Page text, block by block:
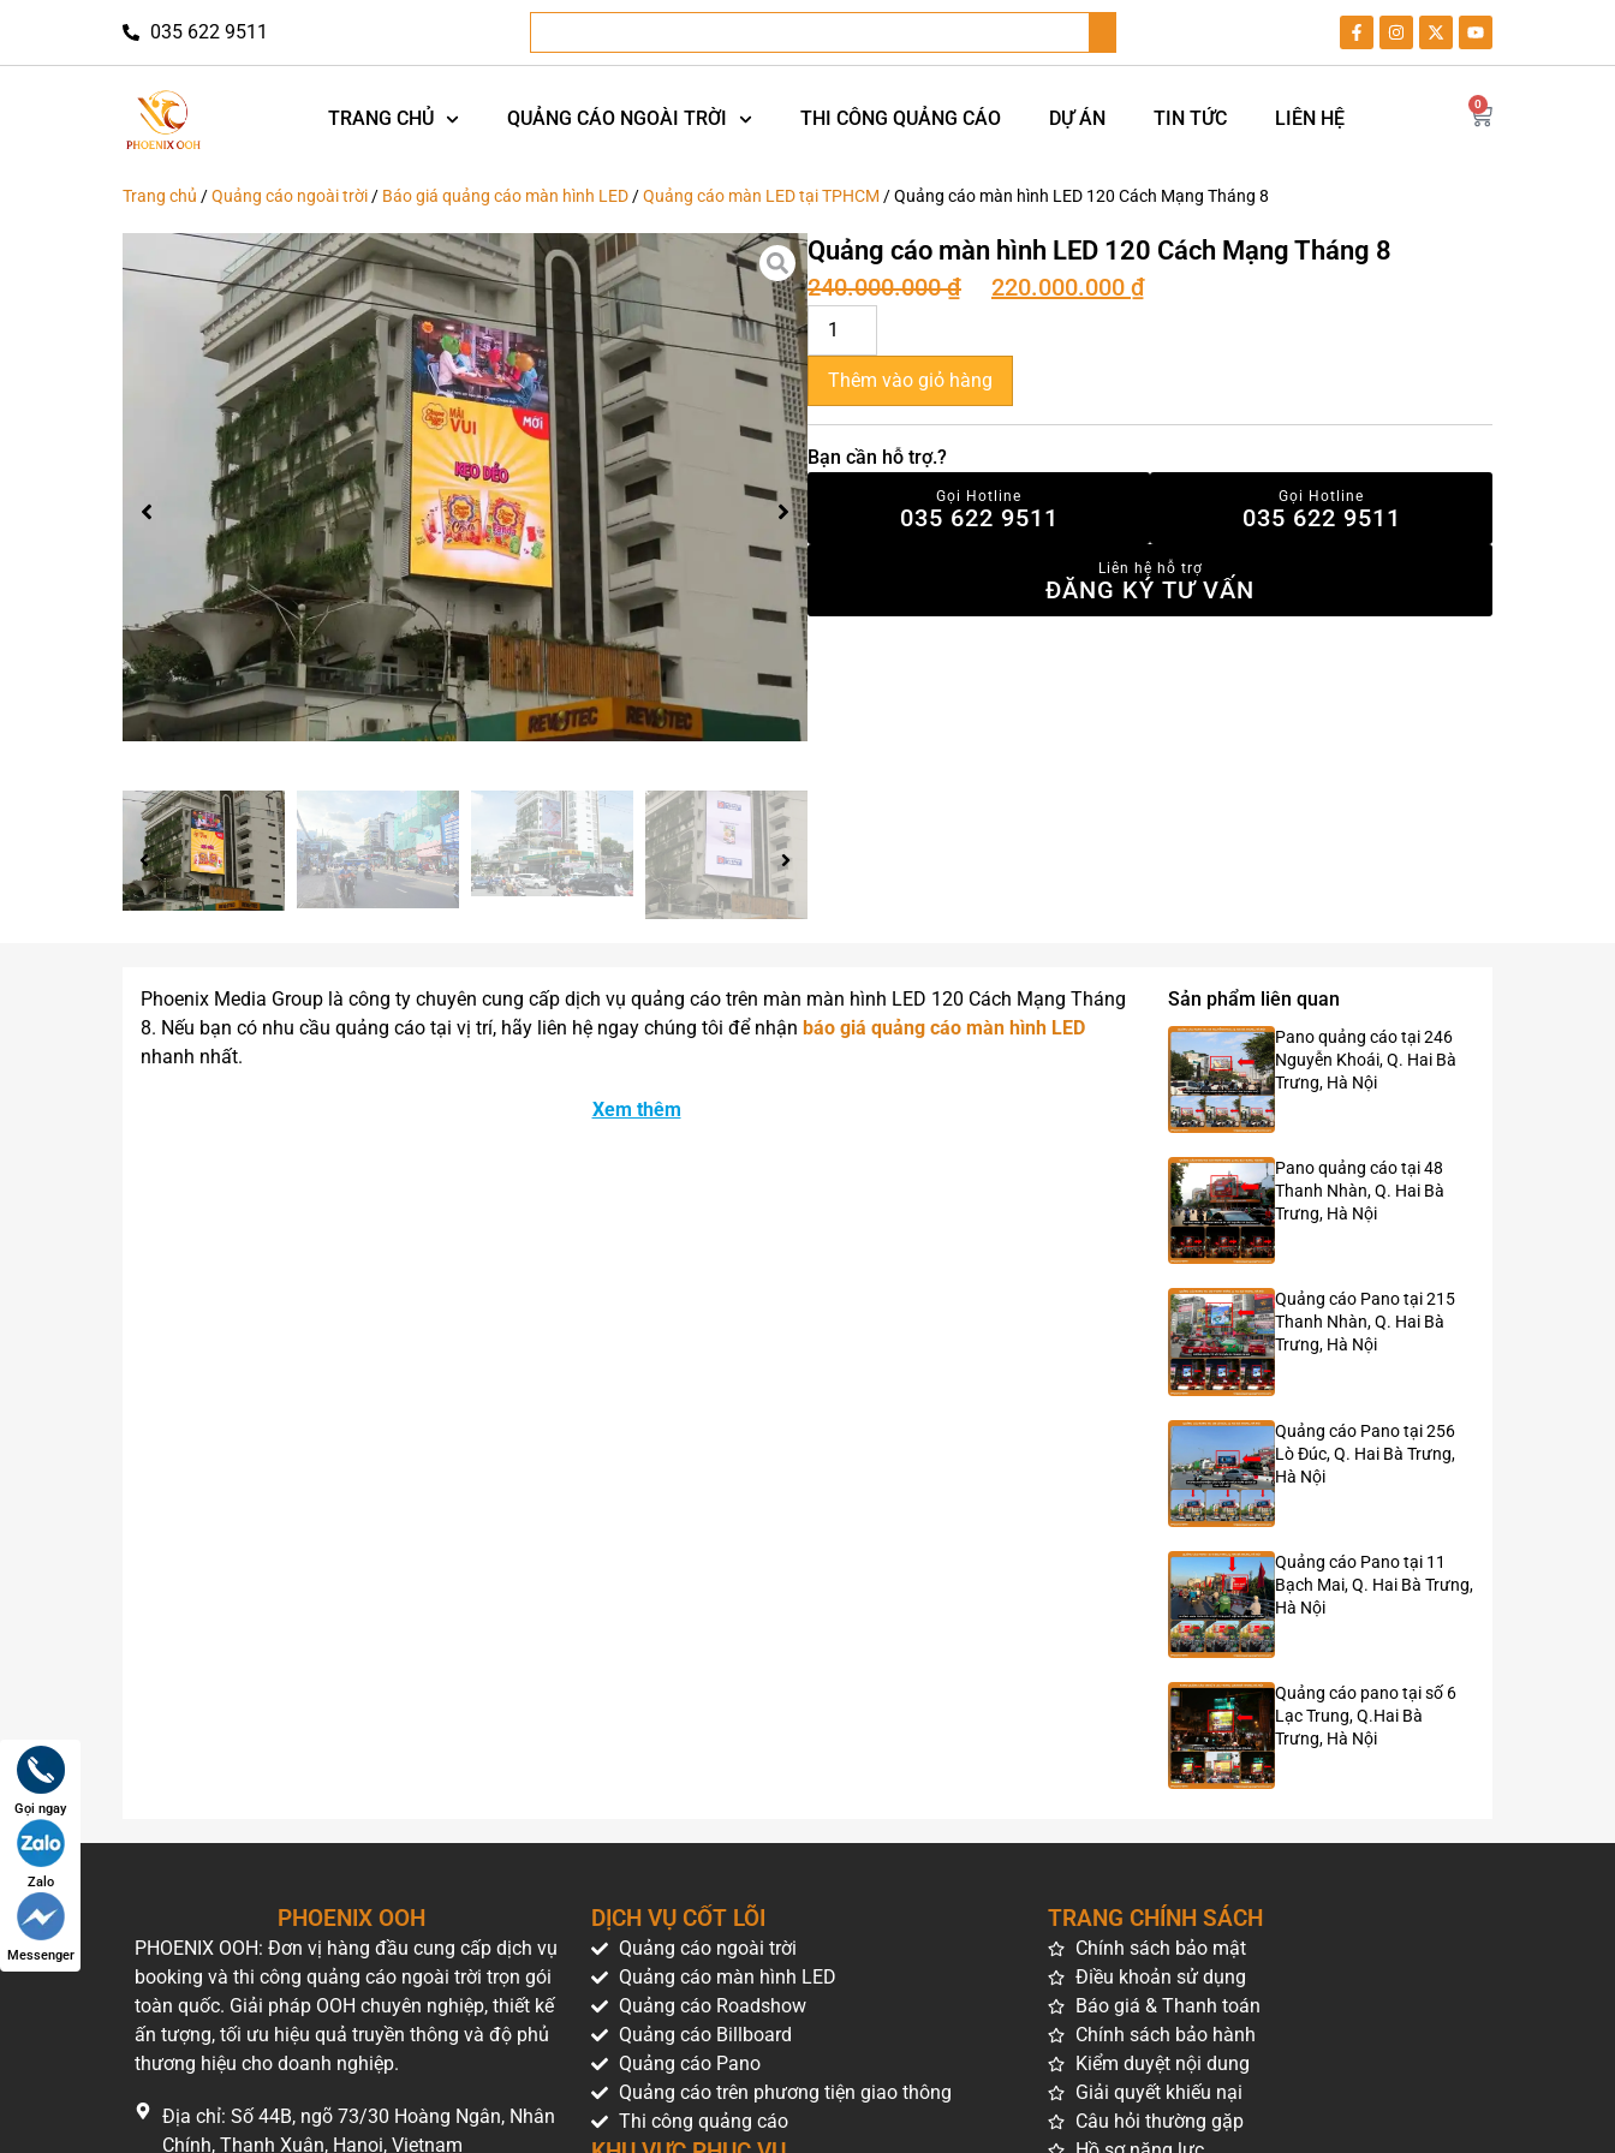
035 622 9511
TRANG CHỦ QUẢNG CÁO NGOÀI TRỜI THI CÔNG QUẢNG CÁO DỰ ÁN TIN TỨC LIÊN HỆ
0
Trang chủ /Quảng cáo ngoài trời/ Báo giá quảng cáo màn hình LED/Quảng cáo màn LED tại TPHCM / Quảng cáo màn hình LED 120 Cách Mạng Tháng 8
Quảng cáo màn hình LED 120 Cách Mạng Tháng 8
240.000.000₫ 220.000.000 ₫
Thêm vào giỏ hàng
Bạn cần hỗ trợ.?
Gọi Hotline
035 622 9511
Gọi Hotline
035 622 9511
Liên hệ hỗ trợ
ĐĂNG KÝ TƯ VẤN
Phoenix Media Group là công ty chuyên cung cấp dịch vụ quảng cáo trên màn màn hình LED 120 Cách Mạng Tháng
8. Nếu bạn có nhu cầu quảng cáo tại vị trí, hãy liên hệ ngay chúng tôi để nhận báo giá quảng cáo màn hình LED
nhanh nhất.
Xem thêm
Sản phẩm liên quan
Pano quảng cáo tại 246
Nguyễn Khoái, Q. Hai Bà
Trưng, Hà Nội
Pano quảng cáo tại 48
Thanh Nhàn, Q. Hai Bà
Trưng, Hà Nội
Quảng cáo Pano tại 215
Thanh Nhàn, Q. Hai Bà
Trưng, Hà Nội
Quảng cáo Pano tại 256
Lò Đúc, Q. Hai Bà Trưng,
Hà Nội
Quảng cáo Pano tại 11
Bạch Mai, Q. Hai Bà Trưng,
Hà Nội
Quảng cáo pano tại số 6
Lạc Trung, Q.Hai Bà
Trưng, Hà Nội
PHOENIX OOH
PHOENIX OOH: Đơn vị hàng đầu cung cấp dịch vụ
booking và thi công quảng cáo ngoài trời trọn gói
toàn quốc. Giải pháp OOH chuyên nghiệp, thiết kế
ấn tượng, tối ưu hiệu quả truyền thông và độ phủ
thương hiệu cho doanh nghiệp.
Địa chỉ: Số 44B, ngõ 73/30 Hoàng Ngân, Nhân
Chính, Thanh Xuân, Hanoi, Vietnam
Gọi ngay
Zalo
Messenger
DỊCH VỤ CỐT LÕI
Quảng cáo ngoài trời
Quảng cáo màn hình LED
Quảng cáo Roadshow
Quảng cáo Billboard
Quảng cáo Pano
Quảng cáo trên phương tiện giao thông
Thi công quảng cáo
TRANG CHÍNH SÁCH
Chính sách bảo mật
Điều khoản sử dụng
Báo giá & Thanh toán
Chính sách bảo hành
Kiểm duyệt nội dung
Giải quyết khiếu nại
Câu hỏi thường gặp